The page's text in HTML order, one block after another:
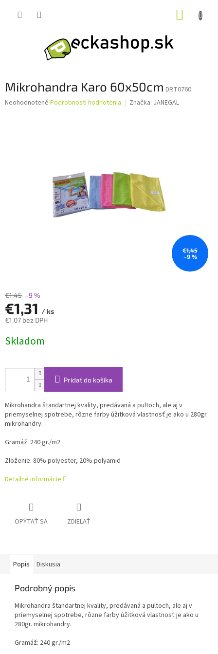
Mikrohandra Karo 60x50cm DRT0760
Priemerné
Neohodnotené Podrobnosti hodnotenia Značka: JANEGAL
€1,45
–9 %
€1,45 –9 %
€1,31 / ks
€1,07 bez DPH
cena:
Skladom
Pridať do košíka
Mikrohandra štandartnej kvality, predávaná a pultoch, ale aj v
priemyselnej spotrebe, rôzne farby úžitková vlastnosť je ako u 280gr.
mikrohandry.
Gramáž: 240 gr./m2
Zloženie: 80% polyester, 20% polyamid
Detailné informácie
OPÝTAŤ SA ZDIEĽAŤ
Popis Diskusia
Podrobný popis
Mikrohandra štandartnej kvality, predávaná a pultoch, ale aj v
priemyselnej spotrebe, rôzne farby úžitková vlastnosť je ako u
280gr. mikrohandry.
Gramáž: 240 gr./m2